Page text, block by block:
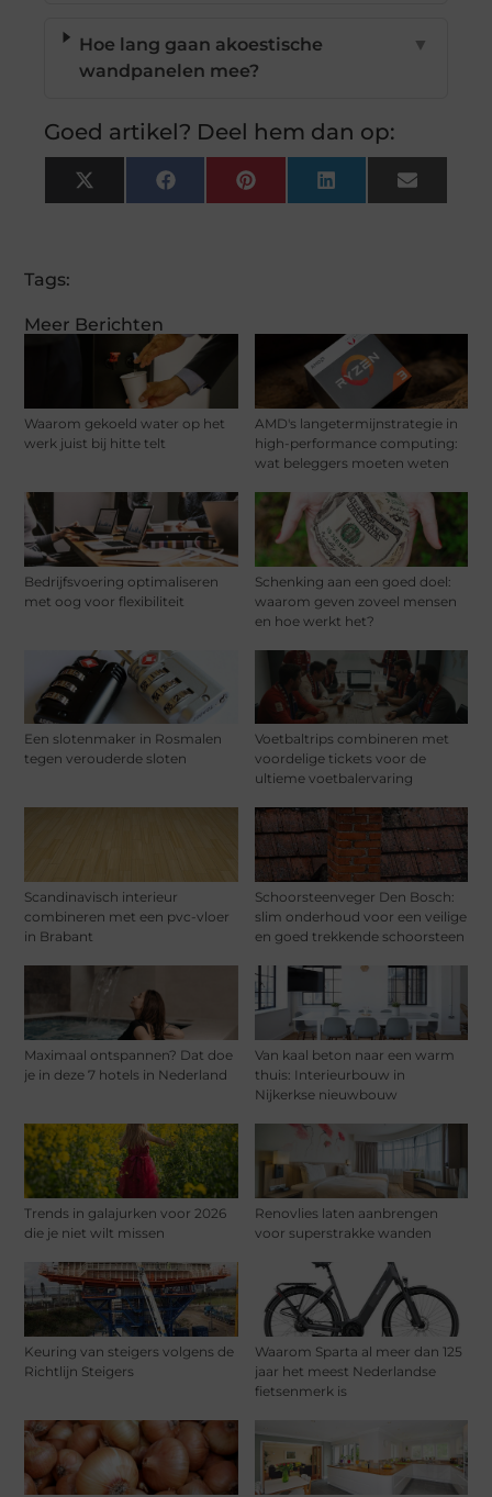
Meer Berichten
Waarom gekoeld water op het
werk juist bij hitte telt
AMD's langetermijnstrategie in
high-performance computing:
wat beleggers moeten weten
Bedrijfsvoering optimaliseren
met oog voor flexibiliteit
Schenking aan een goed doel:
waarom geven zoveel mensen
en hoe werkt het?
Een slotenmaker in Rosmalen
tegen verouderde sloten
Voetbaltrips combineren met
voordelige tickets voor de
ultieme voetbalervaring
Scandinavisch interieur
combineren met een pvc-vloer
in Brabant
Schoorsteenveger Den Bosch:
slim onderhoud voor een veilige
en goed trekkende schoorsteen
Maximaal ontspannen? Dat doe
je in deze 7 hotels in Nederland
Van kaal beton naar een warm
thuis: Interieurbouw in
Nijkerkse nieuwbouw
Trends in galajurken voor 2026
die je niet wilt missen
Renovlies laten aanbrengen
voor superstrakke wanden
Keuring van steigers volgens de
Richtlijn Steigers
Waarom Sparta al meer dan 125
jaar het meest Nederlandse
fietsenmerk is
Hoe lang gaan akoestische
wandpanelen mee?
▼
Goed artikel? Deel hem dan op:
X
(Twitter)
FacebookPinterestLinkedInEmail
Tags: